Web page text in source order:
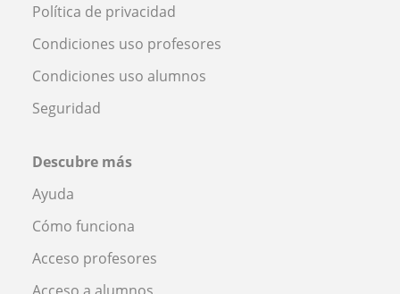
Política de privacidad
Condiciones uso profesores
Condiciones uso alumnos
Seguridad
Descubre más
Ayuda
Cómo funciona
Acceso profesores